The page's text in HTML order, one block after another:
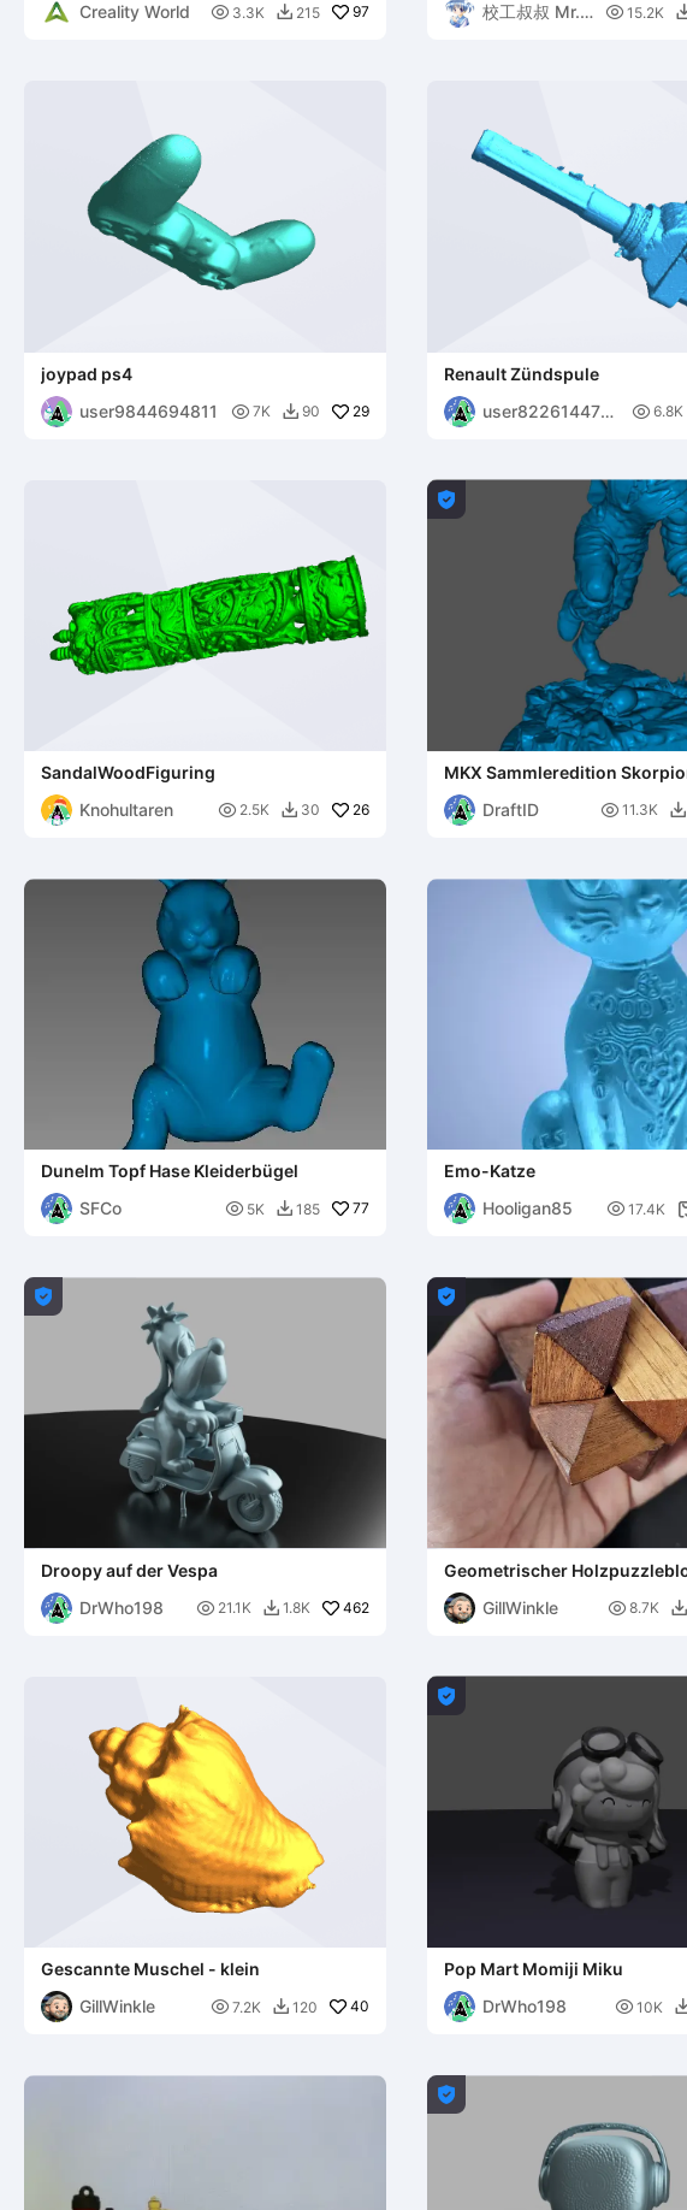
Creality World
 3.3K  215 97
校工叔叔 Mr.
 15.2K
joypad ps4
user9844694811
 7K  90 29
Renault Zündspule
user822614470
 6.8K
SandalWoodFiguring
Knohultaren
 2.5K  30 26

MKX Sammleredition
DraftID
 11.3K 
Dunelm Topf Hase Kleiderbügel
SFCo
 5K  185 77
Emo-Katze
Hooligan85
 17.4K

Droopy auf der Vespa
DrWho198
 21.1K  1.8K 462

Geometrischer
gescannt
GillWinkle
 8.7K 
Gescannte Muschel - klein
GillWinkle
 7.2K  120 40

Pop Mart Momiji Miku
DrWho198
 10K
